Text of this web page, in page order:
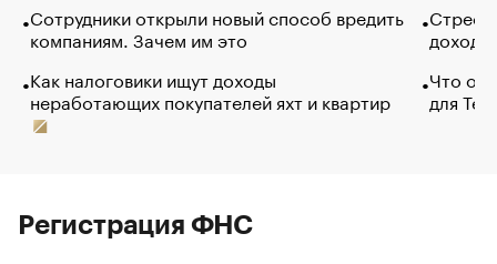
Сотрудники открыли новый способ вредить
компаниям. Зачем им это
Как налоговики ищут доходы
неработающих покупателей яхт и квартир
Что
для
Регистрация ФНС